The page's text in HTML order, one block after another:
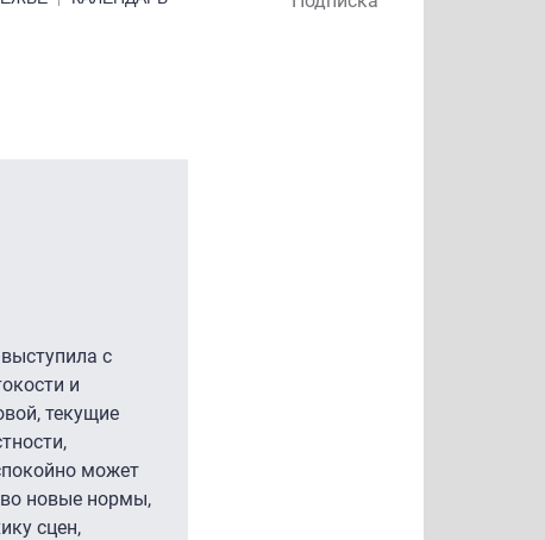
с
и
текущие
может
новые нормы,
сцен,